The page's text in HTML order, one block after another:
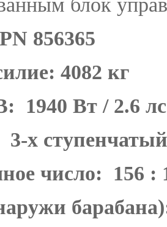
блок
PN 856365
4082 кг
1940 Вт / 2.6 лс
3-х
число: 156 :